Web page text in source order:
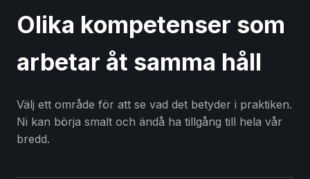
Olika kompetenser som
arbetar åt samma håll
Välj ett område för att se vad det betyder i praktiken.
Ni kan börja smalt och ändå ha tillgång till hela vår
bredd.